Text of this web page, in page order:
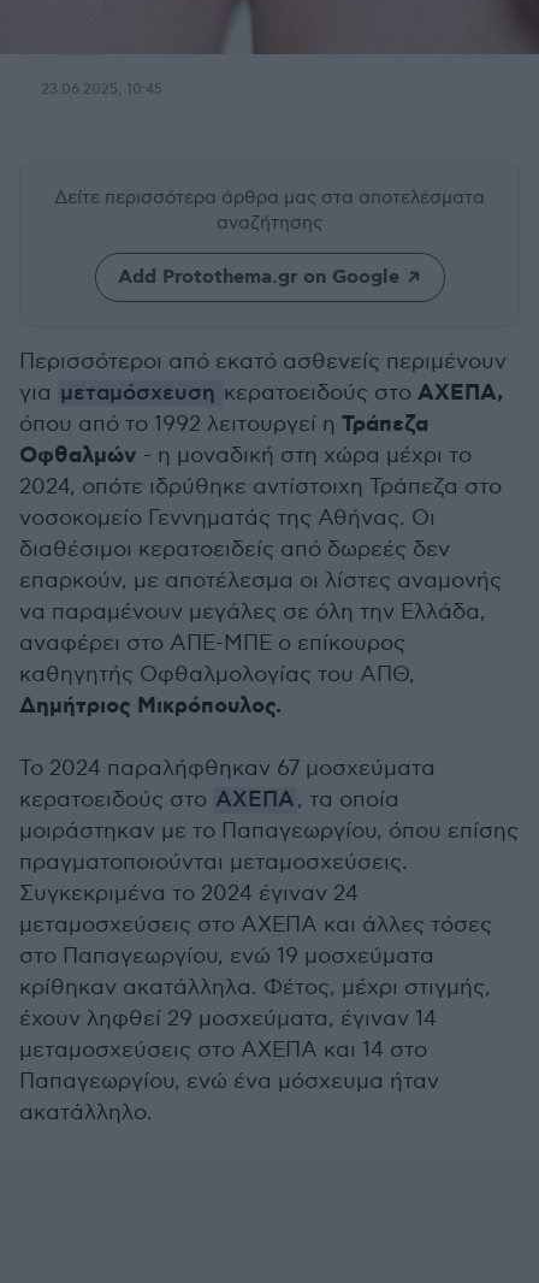
23.06.2025, 10:45
Δείτε περισσότερα άρθρα μας στα αποτελέσματα
αναζήτησης
Add Protothema.gr on Google
Περισσότεροι από εκατό ασθενείς περιμένουν
για μεταμόσχευση κερατοειδούς στο ΑΧΕΠΑ,
όπου από το 1992 λειτουργεί η Τράπεζα
Οφθαλμών - η μοναδική στη χώρα μέχρι το
2024, οπότε ιδρύθηκε αντίστοιχη Τράπεζα στο
νοσοκομείο Γεννηματάς της Αθήνας. Οι
διαθέσιμοι κερατοειδείς από δωρεές δεν
επαρκούν, με αποτέλεσμα οι λίστες αναμονής
να παραμένουν μεγάλες σε όλη την Ελλάδα,
αναφέρει στο ΑΠΕ-ΜΠΕ ο επίκουρος
καθηγητής Oφθαλμολογίας του ΑΠΘ,
Δημήτριος Μικρόπουλος.
Το 2024 παραλήφθηκαν 67 μοσχεύματα
κερατοειδούς στο ΑΧΕΠΑ, τα οποία
μοιράστηκαν με το Παπαγεωργίου, όπου επίσης
πραγματοποιούνται μεταμοσχεύσεις.
Συγκεκριμένα το 2024 έγιναν 24
μεταμοσχεύσεις στο ΑΧΕΠΑ και άλλες τόσες
στο Παπαγεωργίου, ενώ 19 μοσχεύματα
κρίθηκαν ακατάλληλα. Φέτος, μέχρι στιγμής,
έχουν ληφθεί 29 μοσχεύματα, έγιναν 14
μεταμοσχεύσεις στο ΑΧΕΠΑ και 14 στο
Παπαγεωργίου, ενώ ένα μόσχευμα ήταν
ακατάλληλο.